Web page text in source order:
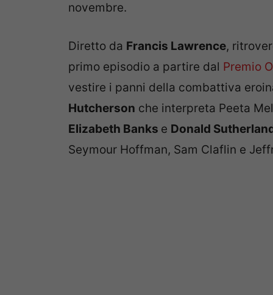
novembre.
Diretto da Francis Lawrence,
primo episodio a partire dal Premio
vestire i panni della combattiva
Hutcherson che interpreta Peeta
Elizabeth Banks e Donald
Seymour Hoffman, Sam Claflin e